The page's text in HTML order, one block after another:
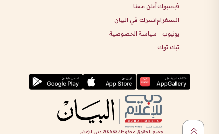
فيسبوك
انستغرام
يوتيوب
تيك توك
أعلن معنا
اشترك في البيان
سياسة الخصوصية
جميع الحقوق محفوظة ©2026 دبي للإعلام